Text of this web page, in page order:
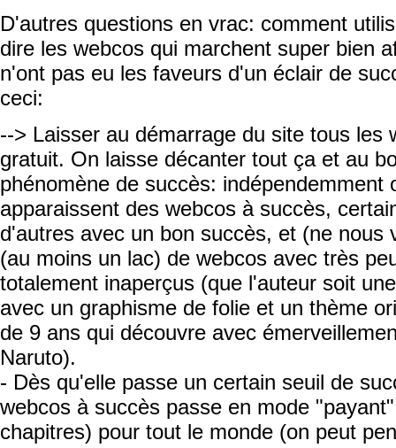
D'autres questions en vrac: comment
dire les webcos qui marchent super bien
n'ont pas eu les faveurs d'un éclair de
ceci:
--> Laisser au démarrage du site tous les
gratuit. On laisse décanter tout ça et au
phénomène de succès: indépendemment
apparaissent des webcos à succès,
d'autres avec un bon succès, et (ne nous
(au moins un lac) de webcos avec très
totalement inaperçus (que l'auteur soit
avec un graphisme de folie et un thème
de 9 ans qui découvre avec
Naruto).
- Dès qu'elle passe un certain seuil de
webcos à succès passe en mode
chapitres) pour tout le monde (on peut